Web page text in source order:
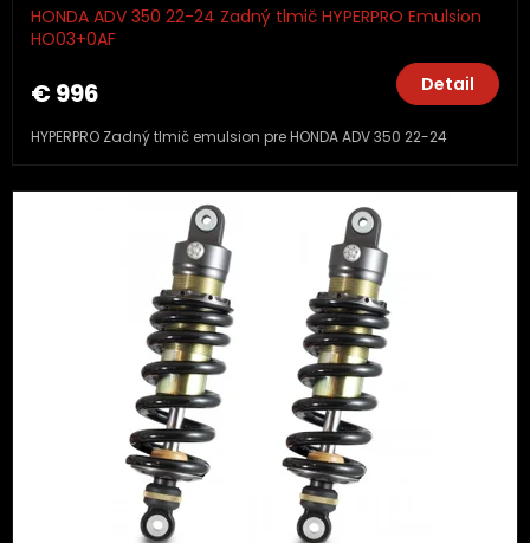
HONDA ADV 350 22-24 Zadný tlmič HYPERPRO Emulsion
HO03+0AF
€ 996 Detail
HYPERPRO Zadný tlmič emulsion pre HONDA ADV 350 22-24